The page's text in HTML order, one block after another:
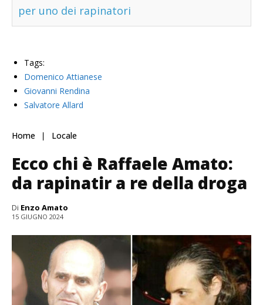
per uno dei rapinatori
Tags:
Domenico Attianese
Giovanni Rendina
Salvatore Allard
Home Locale
Ecco chi è Raffaele Amato:
da rapinatir a re della droga
Di Enzo Amato
15 GIUGNO 2024